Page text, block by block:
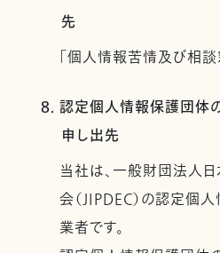
先
「個人情報苦情及び相談
8. 認定個人情報保護団体
申し出先
当社は、一般財団法人
会（JIPDEC）の認定個
業者です。